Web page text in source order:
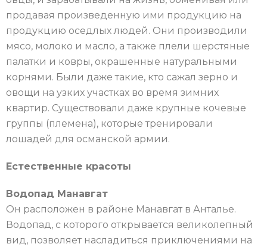
продавая произведенную ими продукцию на
продукцию оседлых людей. Они производили
мясо, молоко и масло, а также плели шерстяные
палатки и ковры, окрашенные натуральными
корнями. Были даже такие, кто сажал зерно и
овощи на узких участках во время зимних
квартир. Существовали даже крупные кочевые
группы (племена), которые тренировали
лошадей для османской армии.
Естественные красоты
Водопад Манавгат
Он расположен в районе Манавгат в Анталье.
Водопад, с которого открывается великолепный
вид, позволяет насладиться приключениями на